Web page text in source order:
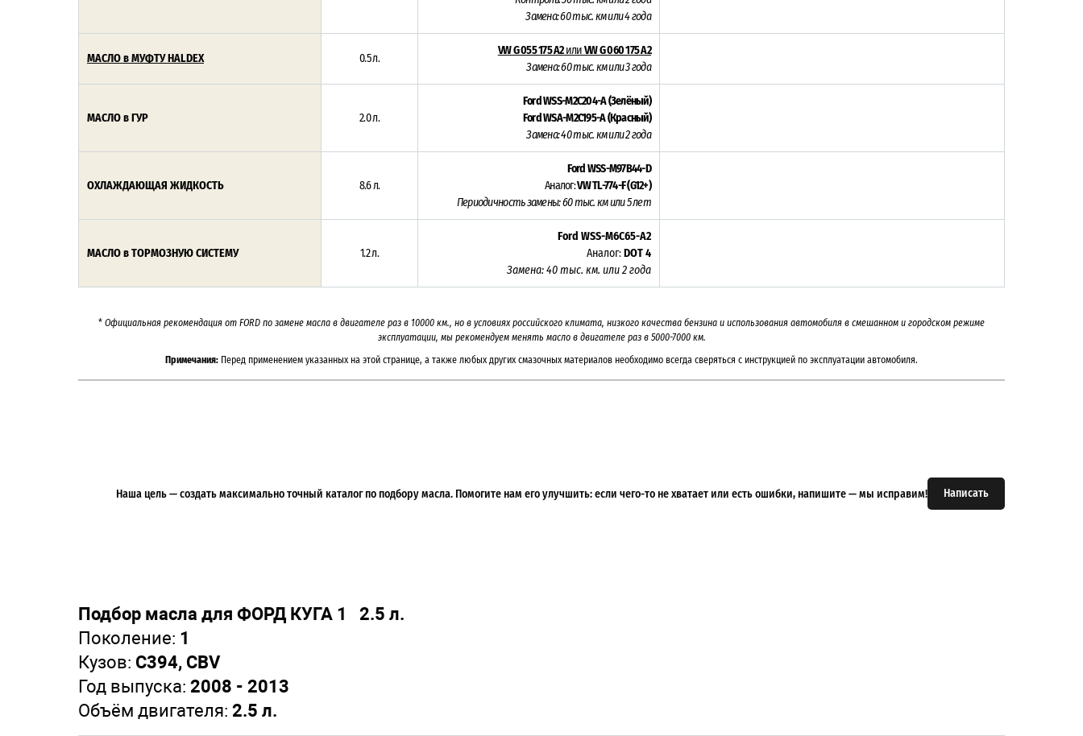
Замена: 60 тыс. км или 4 года
МАСЛО в МУФТУ HALDEX 0.5 л.
VW G 055 175 A2илиVW G 060 175 A2
Замена: 60 тыс. км или 3 года
МАСЛО в ГУР 2.0 л.
Ford WSS-M2C204-A (Зелёный)
Ford WSA-M2C195-A (Красный)
Замена: 40 тыс. км или 2 года
ОХЛАЖДАЮЩАЯ ЖИДКОСТЬ 8.6 л.
Ford WSS-M97B44-D
Аналог:VW TL-774-F (G12+)
Периодичность замены:60 тыс. км или 5 лет
МАСЛО в ТОРМОЗНУЮ СИСТЕМУ 1.2 л.
Ford WSS-M6C65-A2
Аналог:DOT 4
Замена: 40 тыс. км. или 2 года
* Официальная рекомендация от FORD по замене масла в двигателе раз в 10000 км., но в условиях российского климата, низкого качества бензина и использования автомобиля в смешанном и городском режиме
эксплуатации, мы рекомендуем менять масло в двигателе раз в 5000-7000 км.
Примечания: Перед применением указанных на этой странице, а также любых других смазочных материалов необходимо всегда сверяться с инструкцией по эксплуатации автомобиля.
Написать
Наша цель — создать максимально точный каталог по подбору масла. Помогите нам его улучшить: если чего-то не хватает или есть ошибки, напишите — мы исправим!
Подбор масла для ФОРД КУГА 1 2.5 л.
Поколение: 1
Кузов: C394, CBV
Год выпуска: 2008 - 2013
Объём двигателя: 2.5 л.